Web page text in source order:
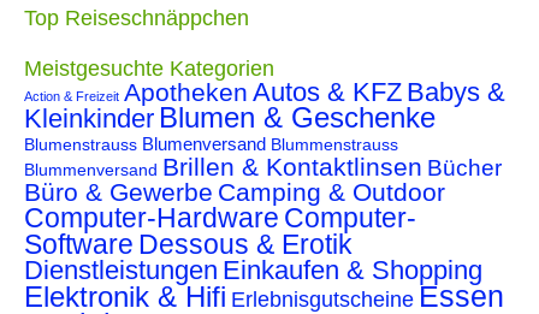
Top Reiseschnäppchen
Meistgesuchte Kategorien
Action & Freizeit Apotheken Autos & KFZ Babys &
Kleinkinder Blumen & Geschenke
Blumenstrauss Blumenversand Blummenstrauss
Blummenversand Brillen & Kontaktlinsen Bücher
Büro & Gewerbe Camping & Outdoor
Computer-Hardware Computer-
Software Dessous & Erotik
Dienstleistungen Einkaufen & Shopping
Elektronik & Hifi Erlebnisgutscheine Essen